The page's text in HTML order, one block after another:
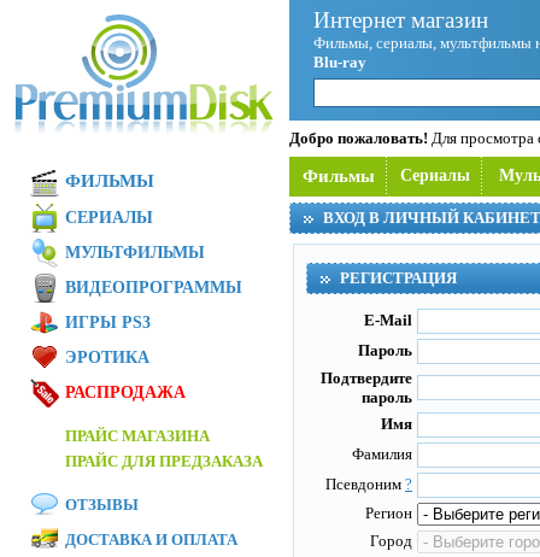
Интернет магазин
Фильмы, сериалы, мультфильмы
Blu-ray
Добро пожаловать! Для просмотра
Фильмы Сериалы
ВХОД В ЛИЧНЫЙ КАБИНЕТ
РЕГИСТРАЦИЯ
E-Mail
Пароль
Подтвердите
пароль
Имя
Фамилия
Псевдоним ?
Регион
Город
ФИЛЬМЫ
СЕРИАЛЫ
МУЛЬТФИЛЬМЫ
ВИДЕОПРОГРАММЫ
ИГРЫ PS3
ЭРОТИКА
РАСПРОДАЖА
ПРАЙС МАГАЗИНА
ПРАЙС ДЛЯ ПРЕДЗАКАЗА
ОТЗЫВЫ
ДОСТАВКА И ОПЛАТА